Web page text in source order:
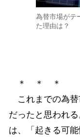
為替市場がテ
た理由は？
＊ ＊ ＊
これまでの為替
だったと思われ
は、「起きる可